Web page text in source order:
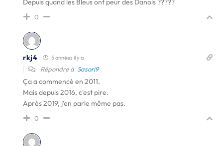
Depuis quand les Bleus ont peur des Danois ?????
0
rkj4 5 années il y a
Répondre à Sasori9
Ça a commencé en 2011.
Mais depuis 2016, c'est pire.
Après 2019, j'en parle même pas.
0